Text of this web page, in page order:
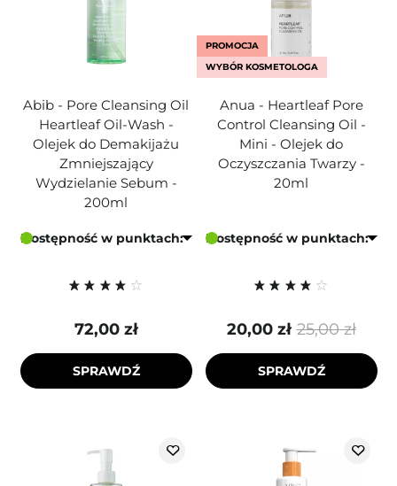
Abib - Pore Cleansing Oil
Heartleaf Oil-Wash -
Olejek do Demakijażu
Zmniejszający
Wydzielanie Sebum -
200ml
Dostępność w punktach:
72,00 zł
SPRAWDŹ
PROMOCJA
WYBÓR KOSMETOLOGA
Anua - Heartleaf Pore
Control Cleansing Oil -
Mini - Olejek do
Oczyszczania Twarzy -
20ml
Dostępność w punktach:
25,00 zł
20,00 zł
SPRAWDŹ